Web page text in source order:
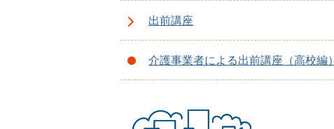
出前講座
介護事業者による出前講座（高校編）